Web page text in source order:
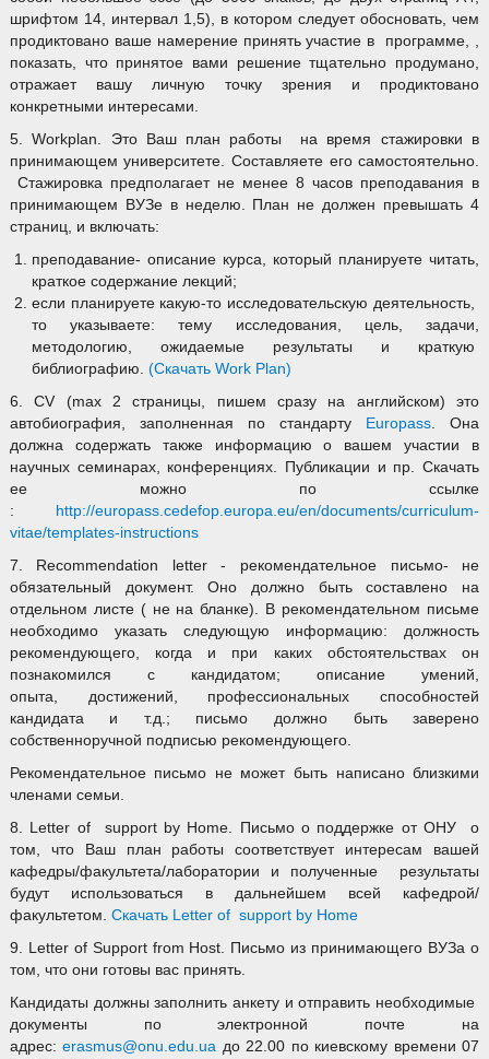
шрифтом 14, интервал 1,5), в котором следует обосновать, чем
продиктовано ваше намерение принять участие в программе, ,
показать, что принятое вами решение тщательно продумано,
отражает вашу личную точку зрения и продиктовано
конкретными интересами.
5. Workplan. Это Ваш план работы на время стажировки в
принимающем университете. Составляете его самостоятельно.
Стажировка предполагает не менее 8 часов преподавания в
принимающем ВУЗе в неделю. План не должен превышать 4
страниц, и включать:
преподавание- описание курса, который планируете читать,
краткое содержание лекций;
если планируете какую-то исследовательскую деятельность,
то указываете: тему исследования, цель, задачи,
методологию, ожидаемые результаты и краткую
библиографию. (Скачать Work Plan)
6. CV (max 2 страницы, пишем сразу на английском) это
автобиография, заполненная по стандарту
Europass. Она
должна содержать также информацию о вашем участии в
научных семинарах, конференциях. Публикации и пр. Скачать
ее можно по ссылке
:
http://europass.cedefop.europa.eu/en/documents/curriculum-
vitae/templates-instructions
7. Recommendation letter - рекомендательное письмо- не
обязательный документ. Оно должно быть составлено на
отдельном листе ( не на бланке). В рекомендательном письме
необходимо указать следующую информацию: должность
рекомендующего, когда и при каких обстоятельствах он
познакомился с кандидатом; описание умений,
опыта, достижений, профессиональных способностей
кандидата и т.д.; письмо должно быть заверено
собственноручной подписью рекомендующего.
Рекомендательное письмо не может быть написано близкими
членами семьи.
8. Letter of support by Home. Письмо о поддержке от ОНУ о
том, что Ваш план работы соответствует интересам вашей
кафедры/факультета/лаборатории и полученные результаты
будут использоваться в дальнейшем всей кафедрой/
факультетом. Скачать Letter of support by Home
9. Letter of Support from Host. Письмо из принимающего ВУЗа о
том, что они готовы вас принять.
Кандидаты должны заполнить анкету и отправить необходимые
документы по электронной почте на
адрес:erasmus@onu.edu.ua до 22.00 по киевскому времени 07